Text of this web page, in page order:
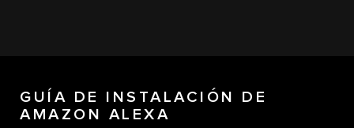
GUÍA DE INSTALACIÓN DE
AMAZON ALEXA